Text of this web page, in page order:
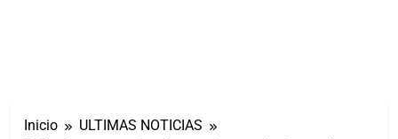
Inicio
ULTIMAS NOTICIAS